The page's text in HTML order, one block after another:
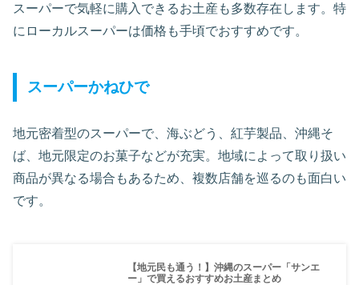
スーパーで気軽に購入できるお土産も多数存在します。特
にローカルスーパーは価格も手頃でおすすめです。
スーパーかねひで
地元密着型のスーパーで、海ぶどう、紅芋製品、沖縄そ
ば、地元限定のお菓子などが充実。地域によって取り扱い
商品が異なる場合もあるため、複数店舗を巡るのも面白い
です。
【地元民も通う！】沖縄のスーパー「サンエ
ー」で買えるおすすめお土産まとめ